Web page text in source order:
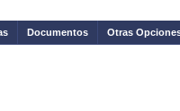
Documentos Otras